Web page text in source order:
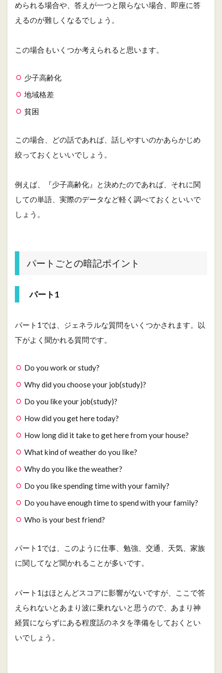
められる場合や、答えが一つと限らない場合、即座に答
えるのが難しくなるでしょう。
この場合もいくつか考えられると思います。
少子高齢化
地域格差
貧困
この場合、どの話であれば、話しやすいのかあらかじめ
絞っておくといいでしょう。
例えば、『少子高齢化』と決めたのであれば、それに関
しての単語、実際のデータなど軽く調べておくといいで
しょう。
パートごとの暗記ポイント
パート1
パート1では、ジェネラルな質問をいくつかされます。以
下がよく聞かれる質問です。
Do you work or study?
Why did you choose your job(study)?
Do you like your job(study)?
How did you get here today?
How long did it take to get here from your house?
What kind of weather do you like?
Why do you like the weather?
Do you like spending time with your family?
Do you have enough time to spend with your family?
Who is your best friend?
パート1では、このように仕事、勉強、交通、天気、家族
に関してなど聞かれることが多いです。
パート1はほとんどスコアに影響がないですが、ここで答
えられないとあまり波に乗れないと思うので、あまり神
経質にならずにある程度話のネタを準備をしておくとい
いでしょう。